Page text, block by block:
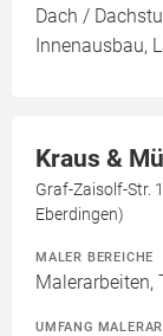
Dach /
Innenausbau,
Kraus &
Graf-Zaisolf-Str.
Eberdingen)
MALER BEREICHE
Malerarbeiten,
UMFANG